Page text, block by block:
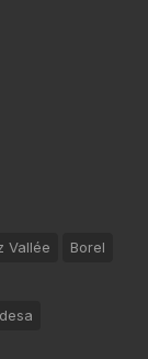
Vallée
Borel